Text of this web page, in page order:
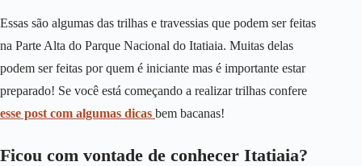
Essas são algumas das trilhas e travessias que podem ser feitas
na Parte Alta do Parque Nacional do Itatiaia. Muitas delas
podem ser feitas por quem é iniciante mas é importante estar
preparado! Se você está começando a realizar trilhas confere
esse post com algumas dicas bem bacanas!
Ficou com vontade de conhecer Itatiaia?